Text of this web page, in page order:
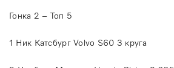
Гонка 2 – Топ 5
1 Ник Катсбург Volvo S60 3 круга